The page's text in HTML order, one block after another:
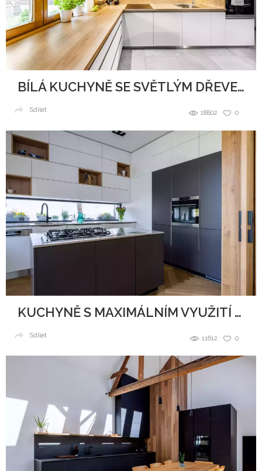
BÍLÁ KUCHYNĚ SE SVĚTLÝM DŘEVEM
0
18802
Sdílet
KUCHYNĚ S MAXIMÁLNÍM VYUŽITÍ PROSTORU
0
11612
Sdílet